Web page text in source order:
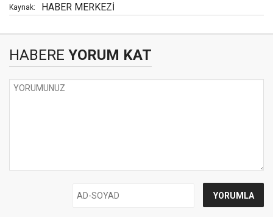
Kaynak: HABER MERKEZİ
HABERE YORUM KAT